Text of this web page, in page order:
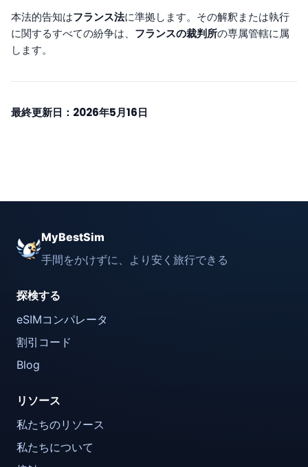
本法的告知はフランス法に準拠します。その解釈または執行
に関するすべての紛争は、 フランスの裁判所の専属管轄に属
します。
最終更新日：2026年5月16日
MyBestSim
手間をかけずに、より安く旅行できる
探検する
eSIMコンパレータ
割引コード
Blog
リソース
私たちのリソース
私たちについて